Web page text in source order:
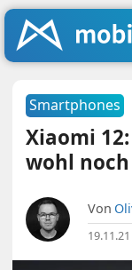
Smartphones
Xiaomi
wohl
Von